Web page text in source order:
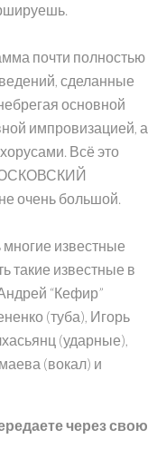
почти полностью
сделанные
основной
импровизацией, а
Всё это
очень большой.
известные
такие известные в
“Кефир”
(туба), Игорь
(ударные),
(вокал) и
через свою